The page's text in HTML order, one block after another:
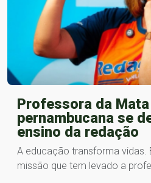
Professora da
pernambucana se
ensino da redação
A educação transforma vidas.
missão que tem levado a